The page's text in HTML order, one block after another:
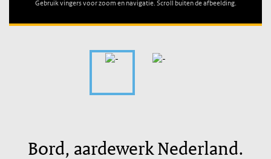
Gebruik vingers voor zoom en navigatie. Scroll buiten de afbeelding.
Bord, aardewerk Nederland.